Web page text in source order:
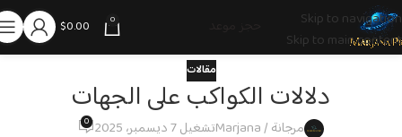
Skip to navigation
Skip to main content
0
$0.00
مقالات
دلالات الكواكب على الجهات
مرجانة / Marjana تشغيل 7 ديسمبر، 2025 0